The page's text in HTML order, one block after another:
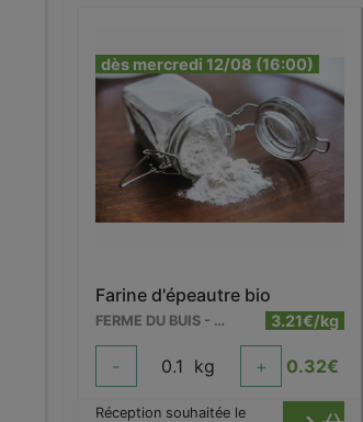
dès mercredi 12/08 (16:00)
Farine d'épeautre bio
FERME DU BUIS - BARRY 3.21€/kg
- 0.1 kg + 0.32€
Réception souhaitée le